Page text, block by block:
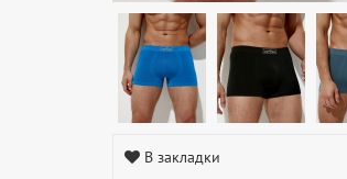
В закладки